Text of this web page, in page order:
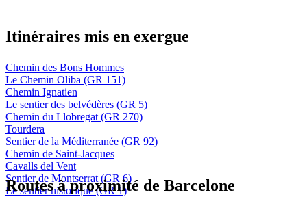
Itinéraires mis en exergue
Chemin des Bons Hommes
Le Chemin Oliba (GR 151)
Chemin Ignatien
Le sentier des belvédères (GR 5)
Chemin du Llobregat (GR 270)
Tourdera
Sentier de la Méditerranée (GR 92)
Chemin de Saint-Jacques
Cavalls del Vent
Sentier de Montserrat (GR 6)
Le sentier historique (GR 1)
Routesà proximité de Barcelone